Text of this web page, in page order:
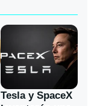
Tesla y SpaceX